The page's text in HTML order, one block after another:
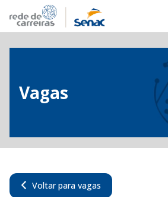
Vagas
Voltar para vagas